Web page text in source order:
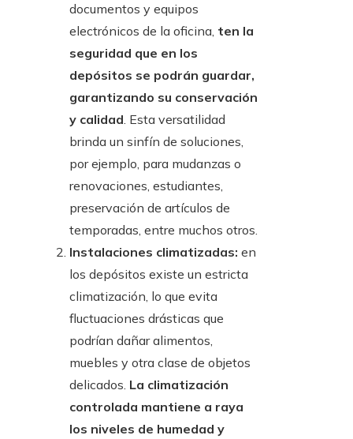
documentos y equipos
electrónicos de la oficina, ten la
seguridad que en los
depósitos se podrán guardar,
garantizando su conservación
y calidad. Esta versatilidad
brinda un sinfín de soluciones,
por ejemplo, para mudanzas o
renovaciones, estudiantes,
preservación de artículos de
temporadas, entre muchos otros.
Instalaciones climatizadas: en
los depósitos existe un estricta
climatización, lo que evita
fluctuaciones drásticas que
podrían dañar alimentos,
muebles y otra clase de objetos
delicados. La climatización
controlada mantiene a raya
los niveles de humedad y